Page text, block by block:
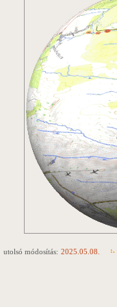
utolsó módosítás: 2025.05.08. :.